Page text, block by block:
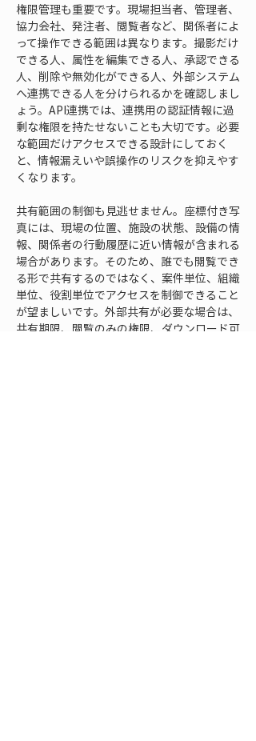
権限管理も重要です。現場担当者、管理者、
協力会社、発注者、閲覧者など、関係者によ
って操作できる範囲は異なります。撮影だけ
できる人、属性を編集できる人、承認できる
人、削除や無効化ができる人、外部システム
へ連携できる人を分けられるかを確認しまし
ょう。API連携では、連携用の認証情報に過
剰な権限を持たせないことも大切です。必要
な範囲だけアクセスできる設計にしておく
と、情報漏えいや誤操作のリスクを抑えやす
くなります。
共有範囲の制御も見逃せません。座標付き写
真には、現場の位置、施設の状態、設備の情
報、関係者の行動履歴に近い情報が含まれる
場合があります。そのため、誰でも閲覧でき
る形で共有するのではなく、案件単位、組織
単位、役割単位でアクセスを制御できること
が望ましいです。外部共有が必要な場合は、
共有期限、閲覧のみの権限、ダウンロード可